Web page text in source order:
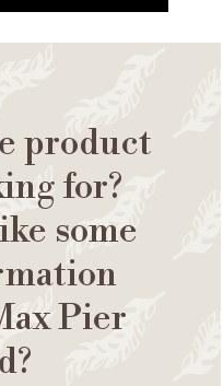
product
for?
some
Pier